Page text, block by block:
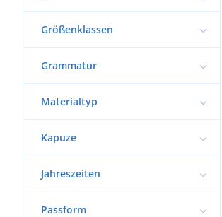
Größenklassen
Grammatur
Materialtyp
Kapuze
Jahreszeiten
Passform